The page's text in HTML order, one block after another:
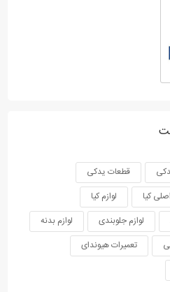
قطعات یدکی
کیا
لوازم کیا
لوازم‌ جلوبندی
لوازم بدنه
تعمیرات هیوندای